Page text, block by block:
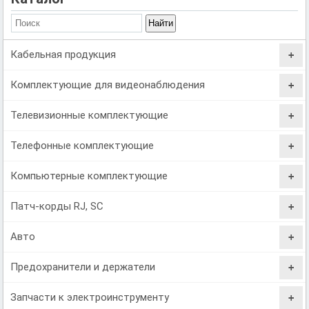
Кабельная продукция
Комплектующие для видеонаблюдения
Телевизионные комплектующие
Телефонные комплектующие
Компьютерные комплектующие
Патч-корды RJ, SC
Авто
Предохранители и держатели
Запчасти к электроинструменту